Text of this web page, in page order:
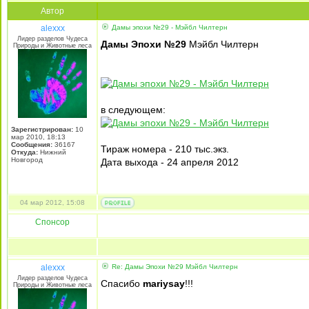
Автор
alexxx
Лидер разделов Чудеса
Природы и Животные леса
Зарегистрирован: 10
мар 2010, 18:13
Сообщения: 36167
Откуда: Нижний
Новгород
Дамы эпохи №29 - Мэйбл Чилтерн
Дамы Эпохи №29 Мэйбл Чилтерн
в следующем:
Тираж номера - 210 тыс.экз.
Дата выхода - 24 апреля 2012
04 мар 2012, 15:08
Спонсор
alexxx
Лидер разделов Чудеса
Природы и Животные леса
Re: Дамы Эпохи №29 Мэйбл Чилтерн
Спасибо mariysay!!!